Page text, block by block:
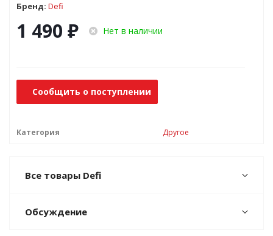
Бренд: Defi
1 490 ₽ Нет в наличии
Сообщить о поступлении
Категория Другое
Все товары Defi
Обсуждение